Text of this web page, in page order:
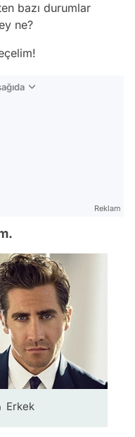
bazı durumlar
ne?
Reklam
Erkek